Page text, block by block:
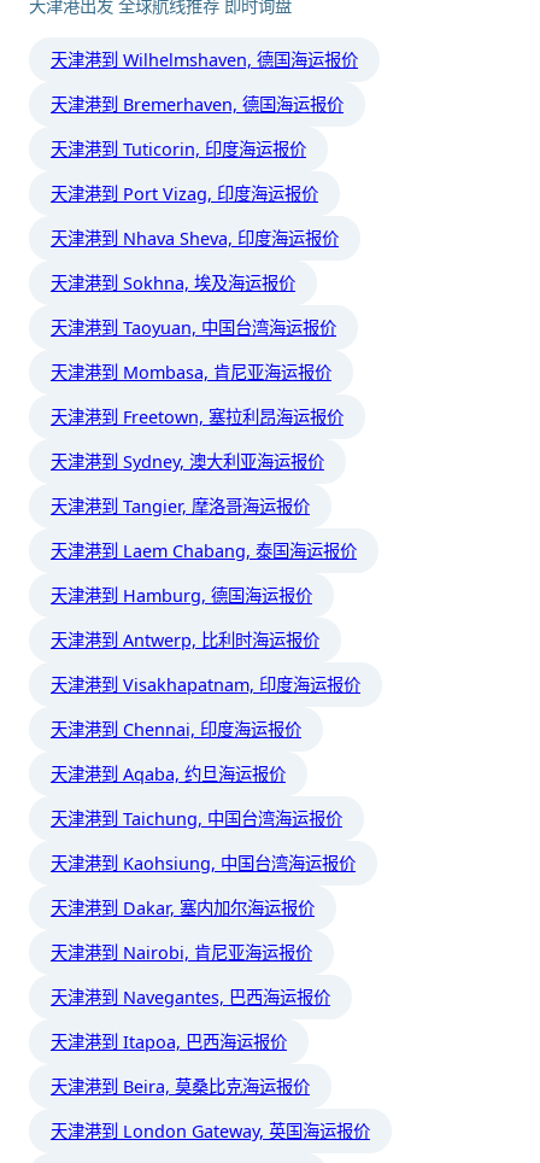
天津港出发 全球航线推荐 即时询盘
天津港到 Wilhelmshaven, 德国海运报价
天津港到 Bremerhaven, 德国海运报价
天津港到 Tuticorin, 印度海运报价
天津港到 Port Vizag, 印度海运报价
天津港到 Nhava Sheva, 印度海运报价
天津港到 Sokhna, 埃及海运报价
天津港到 Taoyuan, 中国台湾海运报价
天津港到 Mombasa, 肯尼亚海运报价
天津港到 Freetown, 塞拉利昂海运报价
天津港到 Sydney, 澳大利亚海运报价
天津港到 Tangier, 摩洛哥海运报价
天津港到 Laem Chabang, 泰国海运报价
天津港到 Hamburg, 德国海运报价
天津港到 Antwerp, 比利时海运报价
天津港到 Visakhapatnam, 印度海运报价
天津港到 Chennai, 印度海运报价
天津港到 Aqaba, 约旦海运报价
天津港到 Taichung, 中国台湾海运报价
天津港到 Kaohsiung, 中国台湾海运报价
天津港到 Dakar, 塞内加尔海运报价
天津港到 Nairobi, 肯尼亚海运报价
天津港到 Navegantes, 巴西海运报价
天津港到 Itapoa, 巴西海运报价
天津港到 Beira, 莫桑比克海运报价
天津港到 London Gateway, 英国海运报价